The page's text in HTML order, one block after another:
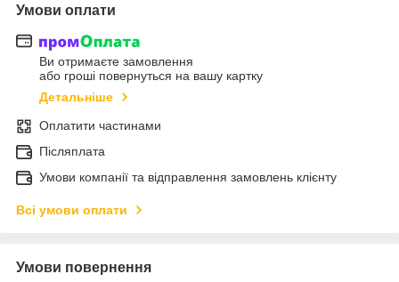
Умови оплати
Ви отримаєте замовлення
або гроші повернуться на вашу картку
Детальніше
Оплатити частинами
Післяплата
Умови компанії та відправлення замовлень клієнту
Всі умови оплати
Умови повернення